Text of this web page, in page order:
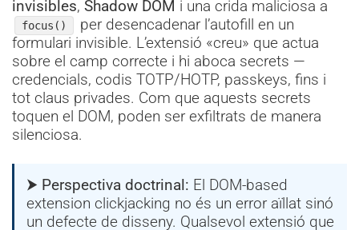
invisibles, Shadow DOM i una crida maliciosa a
focus()
per desencadenar l’autofill en un
formulari invisible. L’extensió «creu» que actua
sobre el camp correcte i hi aboca secrets —
credencials, codis TOTP/HOTP, passkeys, fins i
tot claus privades. Com que aquests secrets
toquen el DOM, poden ser exfiltrats de manera
silenciosa.
⮞ Perspectiva doctrinal: El DOM-based
extension clickjacking no és un error aïllat sinó
un defecte de disseny. Qualsevol extensió que